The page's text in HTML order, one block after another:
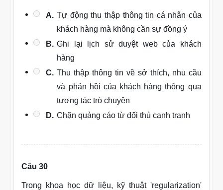
A. Tự động thu thập thông tin cá nhân của
khách hàng mà không cần sự đồng ý
B. Ghi lại lịch sử duyệt web của khách
hàng
C. Thu thập thông tin về sở thích, nhu cầu
và phản hồi của khách hàng thông qua
tương tác trò chuyện
D. Chặn quảng cáo từ đối thủ cạnh tranh
Câu 30
Trong khoa học dữ liệu, kỹ thuật 'regularization'